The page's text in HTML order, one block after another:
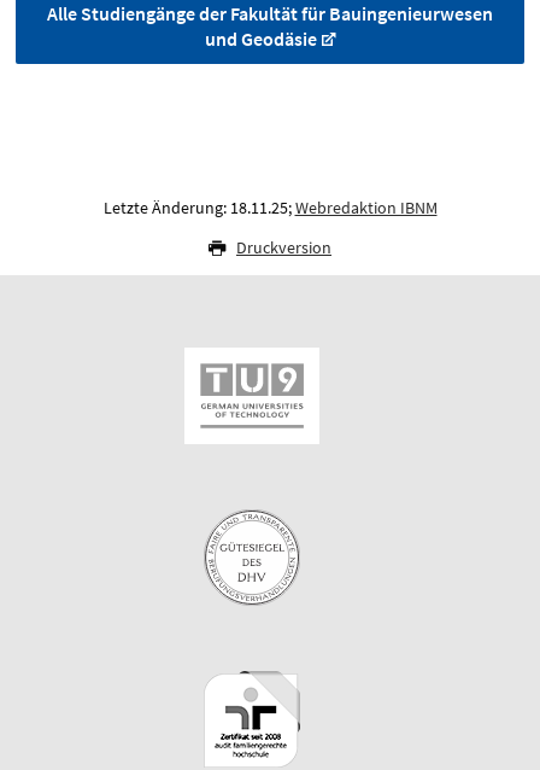
Alle Studiengänge der Fakultät für Bauingenieurwesen
und Geodäsie
Letzte Änderung: 18.11.25;Webredaktion IBNM
Druckversion